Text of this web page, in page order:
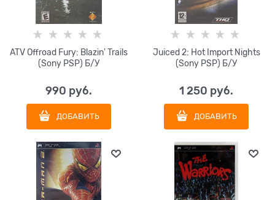
ATV Offroad Fury: Blazin' Trails
(Sony PSP) Б/У
990 руб.
ДОБАВИТЬ
Juiced 2: Hot Import Nights
(Sony PSP) Б/У
1 250 руб.
ДОБАВИТЬ